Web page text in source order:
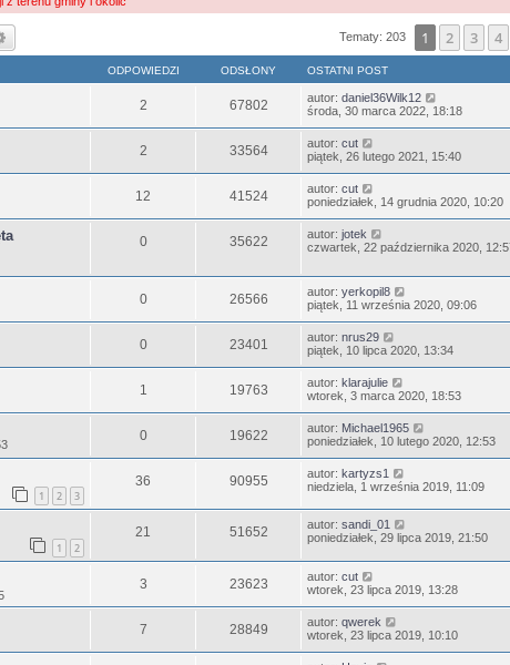
Tematy: 203 1 2 3 4
ODPOWIEDZI ODSŁONY OSTATNI POST
2 67802 autor: daniel36Wilk12
środa, 30 marca 2022, 18:18
2 33564 autor: cut
piątek, 26 lutego 2021, 15:40
12 41524 autor: cut
poniedziałek, 14 grudnia 2020, 10:20
0 35622 autor: jotek
czwartek, 22 października 2020,
0 26566 autor: yerkopil8
piątek, 11 września 2020, 09:06
0 23401 autor: nrus29
piątek, 10 lipca 2020, 13:34
1 19763 autor: klarajulie
wtorek, 3 marca 2020, 18:53
0 19622 autor: Michael1965
poniedziałek, 10 lutego 2020, 12:53
1 2 3
36 90955 autor: kartyzs1
niedziela, 1 września 2019, 11:09
1 2
21 51652 autor: sandi_01
poniedziałek, 29 lipca 2019, 21:50
3 23623 autor: cut
wtorek, 23 lipca 2019, 13:28
7 28849 autor: qwerek
wtorek, 23 lipca 2019, 10:10